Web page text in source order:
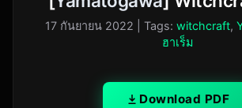
17 กันยายน 2022 | Tags: witchcraft,
ฮาเร็ม
Download PDF